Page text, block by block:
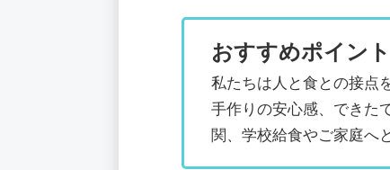
おすすめポイント
私たちは人と食との接点
手作りの安心感、できた
関、学校給食やご家庭へ